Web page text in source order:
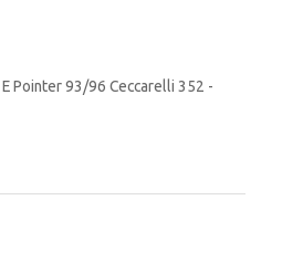
Pointer 93/96 Ceccarelli 352 -